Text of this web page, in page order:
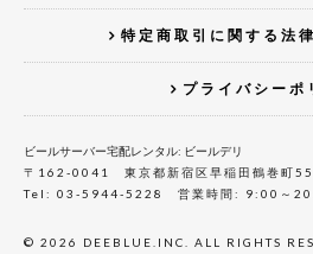
特定商取引に関する法
プライバシーポ
ビールサーバー宅配レンタル: ビールデリ
〒162-0041 東京都新宿区早稲田鶴巻町
Tel: 03-5944-5228 営業時間: 9:00～
© 2026 DEEBLUE.INC. ALL RIGHTS